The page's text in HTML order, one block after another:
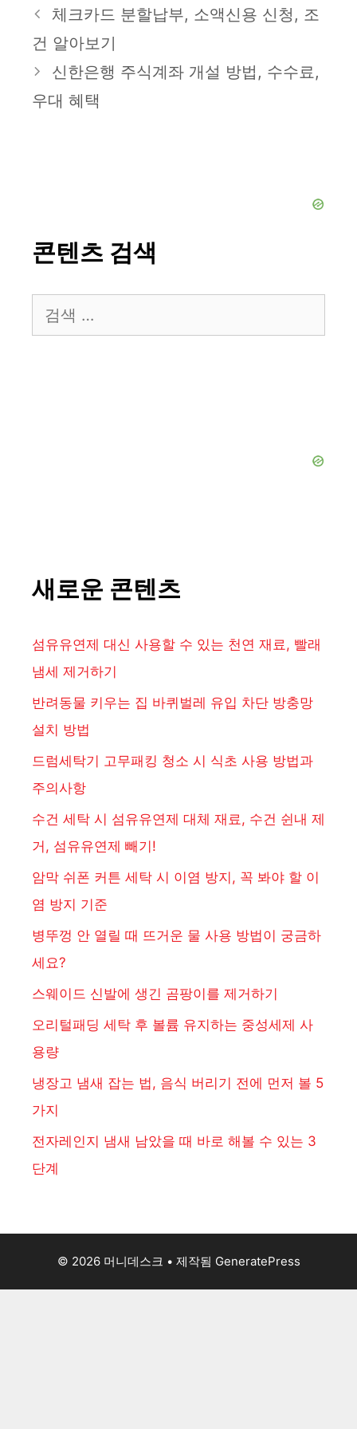
테
리
체크카드 분할납부, 소액신용 신청, 조
건 알아보기
신한은행 주식계좌 개설 방법, 수수료,
우대 혜택
콘텐츠 검색
색:
새로운 콘텐츠
섬유유연제 대신 사용할 수 있는 천연 재료, 빨래
냄세 제거하기
반려동물 키우는 집 바퀴벌레 유입 차단 방충망
설치 방법
드럼세탁기 고무패킹 청소 시 식초 사용 방법과
주의사항
수건 세탁 시 섬유유연제 대체 재료, 수건 쉰내 제
거, 섬유유연제 빼기!
암막 쉬폰 커튼 세탁 시 이염 방지, 꼭 봐야 할 이
염 방지 기준
병뚜껑 안 열릴 때 뜨거운 물 사용 방법이 궁금하
세요?
스웨이드 신발에 생긴 곰팡이를 제거하기
오리털패딩 세탁 후 볼륨 유지하는 중성세제 사
용량
냉장고 냄새 잡는 법, 음식 버리기 전에 먼저 볼 5
가지
전자레인지 냄새 남았을 때 바로 해볼 수 있는 3
단계
© 2026 머니데스크 • 제작됨 GeneratePress